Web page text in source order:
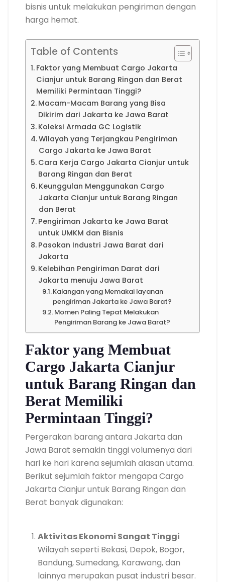
bisnis untuk melakukan pengiriman dengan
harga hemat.
Table of Contents
Faktor yang Membuat Cargo Jakarta
Cianjur untuk Barang Ringan dan Berat
Memiliki Permintaan Tinggi?
Macam-Macam Barang yang Bisa
Dikirim dari Jakarta ke Jawa Barat
Koleksi Armada GC Logistik
Wilayah yang Terjangkau Pengiriman
Cargo Jakarta ke Jawa Barat
Cara Kerja Cargo Jakarta Cianjur untuk
Barang Ringan dan Berat
Keunggulan Menggunakan Cargo
Jakarta Cianjur untuk Barang Ringan
dan Berat
Pengiriman Jakarta ke Jawa Barat
untuk UMKM dan Bisnis
Pasokan Industri Jawa Barat dari
Jakarta
Kelebihan Pengiriman Darat dari
Jakarta menuju Jawa Barat
Kalangan yang Memakai layanan
pengiriman Jakarta ke Jawa Barat?
Momen Paling Tepat Melakukan
Pengiriman Barang ke Jawa Barat?
Faktor yang Membuat
Cargo Jakarta Cianjur
untuk Barang Ringan dan
Berat Memiliki
Permintaan Tinggi?
Pergerakan barang antara Jakarta dan
Jawa Barat semakin tinggi volumenya dari
hari ke hari karena sejumlah alasan utama.
Berikut sejumlah faktor mengapa Cargo
Jakarta Cianjur untuk Barang Ringan dan
Berat banyak digunakan:
Aktivitas Ekonomi Sangat Tinggi
Wilayah seperti Bekasi, Depok, Bogor,
Bandung, Sumedang, Karawang, dan
lainnya merupakan pusat industri besar.